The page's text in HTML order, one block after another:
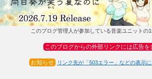
このブログ管理人が参加している音楽ユニットの
このブログからの外部リンクには広告を
お知らせ リンク先が「503エラー」などの表示